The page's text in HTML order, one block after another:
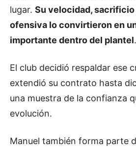
lugar. Su velocidad,
ofensiva lo convirtieron en
importante dentro del plantel.
El club decidió respaldar ese
extendió su contrato hasta
una muestra de la confianza
evolución.
Manuel también forma parte